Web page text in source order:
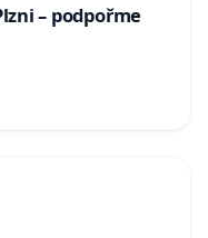
– podpořme